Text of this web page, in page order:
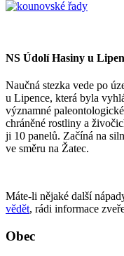
NS Údolí Hasiny u
Naučná stezka vede po
u Lipence, která byla
významné
chráněné rostliny a
ji 10 panelů. Začíná na
ve směru na Žatec.
Máte-li nějaké další
vědět, rádi informace
Obec